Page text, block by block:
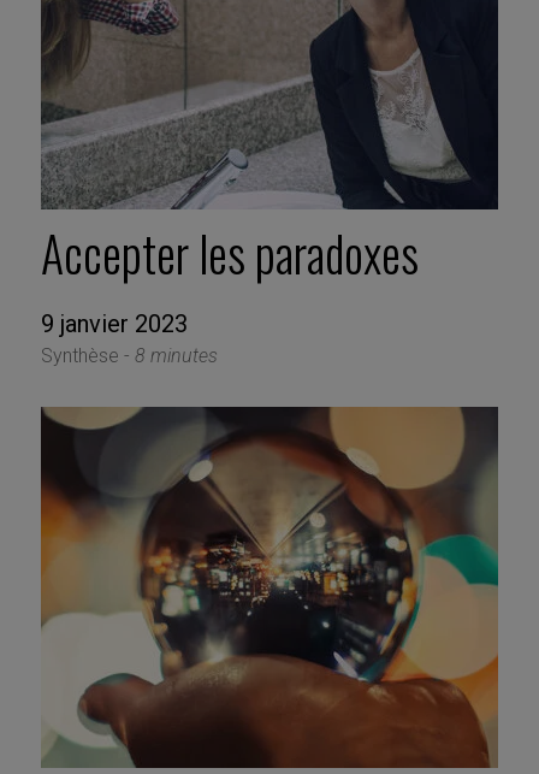
Accepter les paradoxes
9 janvier 2023
Synthèse - 8 minutes